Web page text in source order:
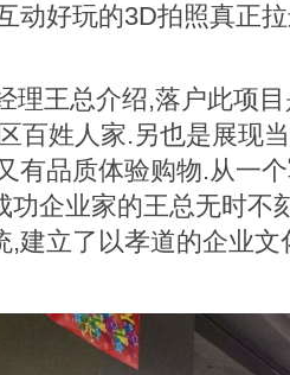
动好玩的3D拍照真正
理王总介绍,落户此项
百姓人家.另也是展现
有品质体验购物.从一
功企业家的王总无时不
,建立了以孝道的企业